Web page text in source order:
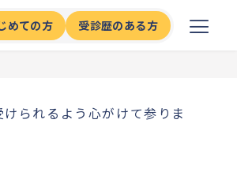
めての方 受診歴のある方
られるよう心がけて参りま